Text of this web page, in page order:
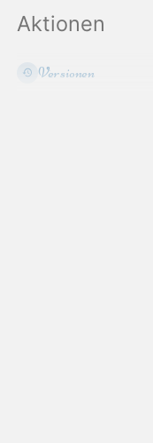
Aktionen
Versionen